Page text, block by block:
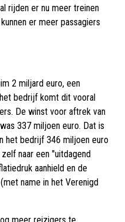
rijden er nu meer treinen
er meer passagiers
2 miljard euro, een
bedrijf komt dit vooral
De winst voor aftrek van
337 miljoen euro. Dat is
het bedrijf 346 miljoen euro
naar een "uitdagend
aanhield en de
name in het Verenigd